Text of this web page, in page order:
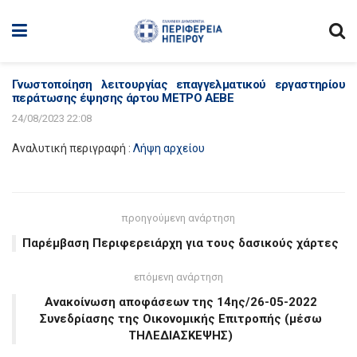
Γνωστοποίηση λειτουργίας επαγγελματικού εργαστηρίου
περάτωσης έψησης άρτου ΜΕΤΡΟ ΑΕΒΕ
24/08/2023 22:08
Αναλυτική περιγραφή : Λήψη αρχείου
προηγούμενη ανάρτηση
Παρέμβαση Περιφερειάρχη για τους δασικούς χάρτες
επόμενη ανάρτηση
Ανακοίνωση αποφάσεων της 14ης/26-05-2022
Συνεδρίασης της Οικονομικής Επιτροπής (μέσω
ΤΗΛΕΔΙΑΣΚΕΨΗΣ)